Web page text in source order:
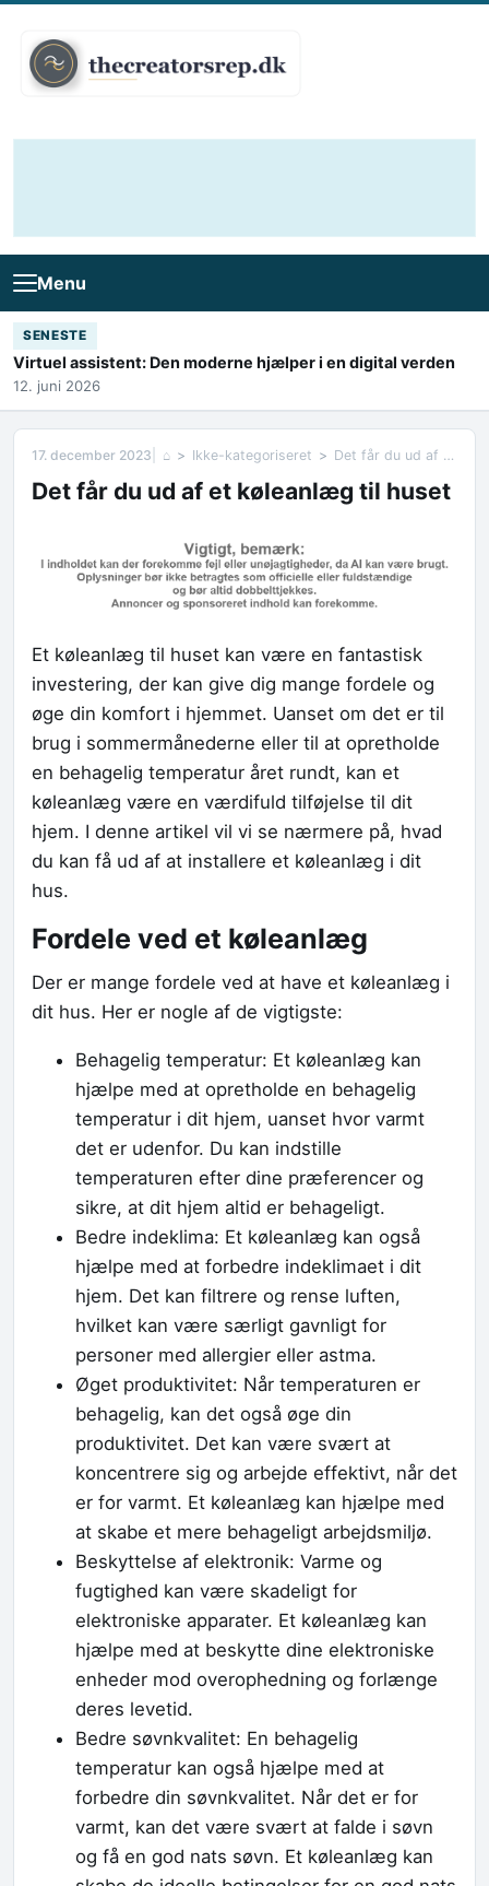
Menu
SENESTE
Virtuel assistent: Den moderne hjælper i en digital verden
12. juni 2026
17. december 2023 ⌂ Ikke-kategoriseret Det får du ud af et køleanlæg til huset
Det får du ud af et køleanlæg til huset
Et køleanlæg til huset kan være en fantastisk
investering, der kan give dig mange fordele og
øge din komfort i hjemmet. Uanset om det er til
brug i sommermånederne eller til at opretholde
en behagelig temperatur året rundt, kan et
køleanlæg være en værdifuld tilføjelse til dit
hjem. I denne artikel vil vi se nærmere på, hvad
du kan få ud af at installere et køleanlæg i dit
hus.
Fordele ved et køleanlæg
Der er mange fordele ved at have et køleanlæg i
dit hus. Her er nogle af de vigtigste:
Behagelig temperatur: Et køleanlæg kan
hjælpe med at opretholde en behagelig
temperatur i dit hjem, uanset hvor varmt
det er udenfor. Du kan indstille
temperaturen efter dine præferencer og
sikre, at dit hjem altid er behageligt.
Bedre indeklima: Et køleanlæg kan også
hjælpe med at forbedre indeklimaet i dit
hjem. Det kan filtrere og rense luften,
hvilket kan være særligt gavnligt for
personer med allergier eller astma.
Øget produktivitet: Når temperaturen er
behagelig, kan det også øge din
produktivitet. Det kan være svært at
koncentrere sig og arbejde effektivt, når det
er for varmt. Et køleanlæg kan hjælpe med
at skabe et mere behageligt arbejdsmiljø.
Beskyttelse af elektronik: Varme og
fugtighed kan være skadeligt for
elektroniske apparater. Et køleanlæg kan
hjælpe med at beskytte dine elektroniske
enheder mod overophedning og forlænge
deres levetid.
Bedre søvnkvalitet: En behagelig
temperatur kan også hjælpe med at
forbedre din søvnkvalitet. Når det er for
varmt, kan det være svært at falde i søvn
og få en god nats søvn. Et køleanlæg kan